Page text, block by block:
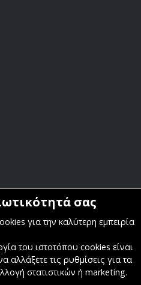
Video. All Rights Reserved
σας
για την καλύτερη εμπειρία
του ιστοτόπου cookies είναι
αλλάξετε τις ρυθμίσεις για τα
στατιστικών ή marketing.